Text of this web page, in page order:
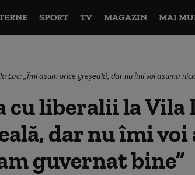
SPORT TV MAGAZIN MAI
Lac: „Îmi asum orice greşeală, dar nu îmi voi asuma
cu liberalii la Vila
dar nu îmi voi
guvernat bine”